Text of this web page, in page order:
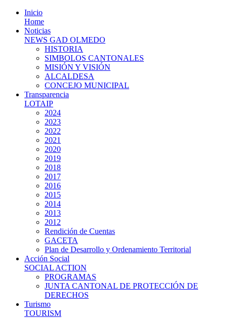
Inicio
Home
Noticias
NEWS GAD OLMEDO
HISTORIA
SIMBOLOS CANTONALES
MISIÓN Y VISIÓN
ALCALDESA
CONCEJO MUNICIPAL
Transparencia
LOTAIP
2024
2023
2022
2021
2020
2019
2018
2017
2016
2015
2014
2013
2012
Rendición de Cuentas
GACETA
Plan de Desarrollo y Ordenamiento Territorial
Acción Social
SOCIAL ACTION
PROGRAMAS
JUNTA CANTONAL DE PROTECCIÓN DE
DERECHOS
Turismo
TOURISM